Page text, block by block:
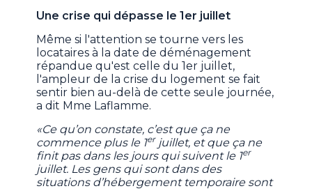
Une crise qui dépasse le 1er juillet
Même si l'attention se tourne vers les
locataires à la date de déménagement
répandue qu'est celle du 1er juillet,
l'ampleur de la crise du logement se fait
sentir bien au-delà de cette seule journée,
a dit Mme Laflamme.
«Ce qu’on constate, c’est que ça ne
commence plus le 1erjuillet, et que ça ne
finit pas dans les jours qui suivent le 1er
juillet. Les gens qui sont dans des
situations d’hébergement temporaire sont